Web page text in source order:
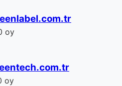
oy
oy